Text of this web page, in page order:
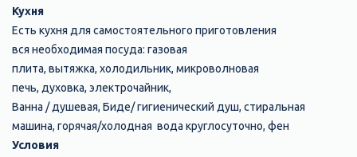
Кухня
Есть кухня для самостоятельного приготовления
вся необходимая посуда: газовая
плита, вытяжка, холодильник, микроволновая
печь, духовка, электрочайник,
Ванна / душевая, Биде/ гигиенический душ, стиральная
машина, горячая/холодная вода круглосуточно, фен
Условия